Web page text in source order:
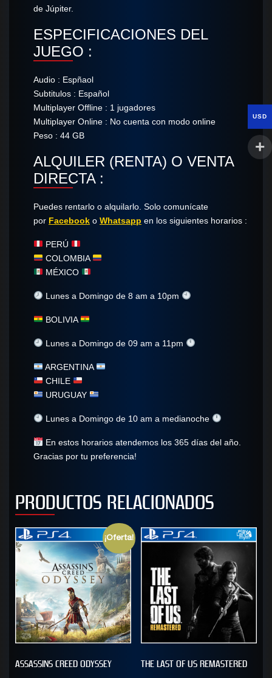
de Júpiter.
ESPECIFICACIONES DEL
JUEGO :
Audio : Espñaol
Subtitulos : Español
Multiplayer Offline : 1 jugadores
Multiplayer Online : No cuenta con modo online
Peso : 44 GB
ALQUILER (RENTA) O VENTA
DIRECTA :
Puedes rentarlo o alquilarlo. Solo comunícate​
por Facebook o Whatsapp en los siguientes horarios :
PERÚ
COLOMBIA
MÉXICO
Lunes a Domingo de 8 am a 10pm
BOLIVIA
Lunes a Domingo de 09 am a 11pm
ARGENTINA
CHILE
URUGUAY
Lunes a Domingo de 10 am a medianoche
En estos horarios atendemos los 365 días del año.
Gracias por tu preferencia!
PRODUCTOS RELACIONADOS
¡Oferta!
ASSASSINS CREED ODYSSEY THE LAST OF US REMASTERED
USD